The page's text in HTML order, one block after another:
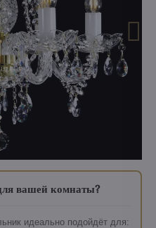
вашей комнаты?
идеально подойдёт для: